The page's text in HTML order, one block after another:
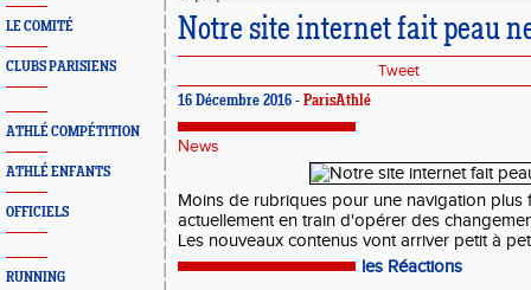
LE COMITÉ
CLUBS PARISIENS
ATHLÉ COMPÉTITION
ATHLÉ ENFANTS
OFFICIELS
RUNNING
Notre site internet fait peau
Tweet
16 Décembre 2016 - ParisAthlé
News
Moins de rubriques pour une navigation plus
actuellement en train d'opérer des
Les nouveaux contenus vont arriver petit à
les Réactions